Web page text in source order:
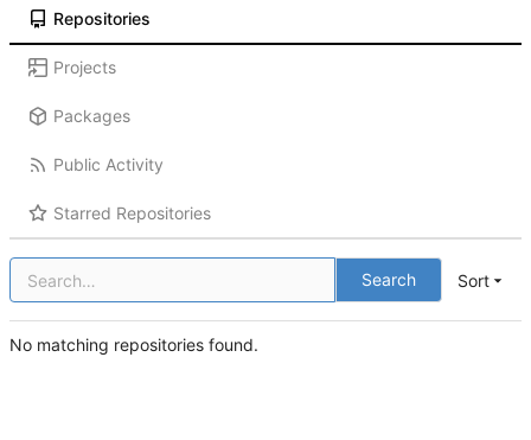
Repositories
Projects
Packages
Public Activity
Starred Repositories
Search Sort
No matching repositories found.